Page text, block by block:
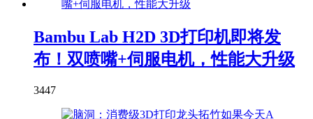
Bambu Lab H2D 3D打印机即将发
布！双喷嘴+伺服电机，性能大升级
3447